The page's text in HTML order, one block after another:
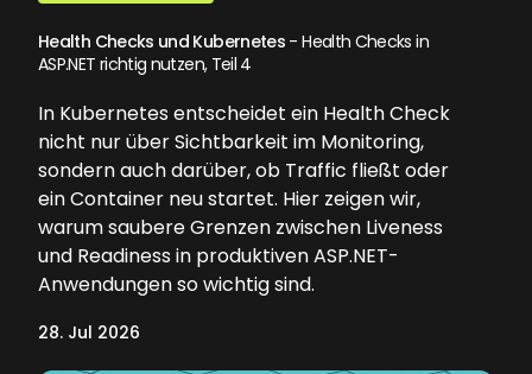
Health Checks und Kubernetes - Health Checks in
ASP.NET richtig nutzen, Teil 4
In Kubernetes entscheidet ein Health Check
nicht nur über Sichtbarkeit im Monitoring,
sondern auch darüber, ob Traffic fließt oder
ein Container neu startet. Hier zeigen wir,
warum saubere Grenzen zwischen Liveness
und Readiness in produktiven ASP.NET-
Anwendungen so wichtig sind.
28. Jul 2026